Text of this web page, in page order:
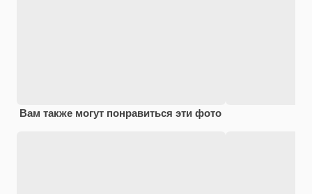
Вам также могут понравиться эти фото